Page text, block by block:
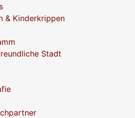
& Kinderkrippen
Stadt